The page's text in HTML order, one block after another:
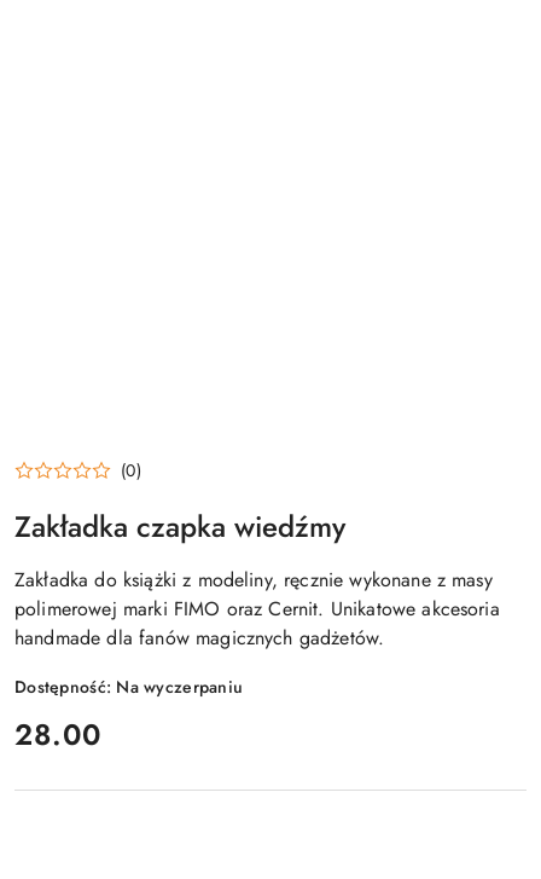
(0)
Zakładka czapka wiedźmy
Zakładka do książki z modeliny, ręcznie wykonane z masy
polimerowej marki FIMO oraz Cernit. Unikatowe akcesoria
handmade dla fanów magicznych gadżetów.
Dostępność: Na wyczerpaniu
cena:
28.00